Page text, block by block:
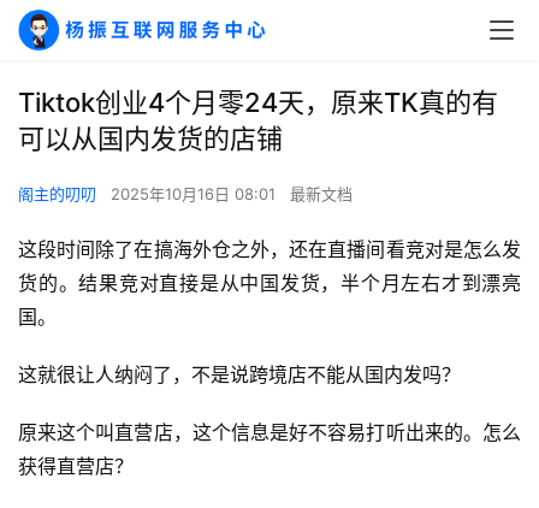
Tiktok创业4个月零24天，原来TK真的有
可以从国内发货的店铺
阁主的叨叨 2025年10月16日 08:01 最新文档
这段时间除了在搞海外仓之外，还在直播间看竞对是怎么发
货的。结果竞对直接是从中国发货，半个月左右才到漂亮
国。
这就很让人纳闷了，不是说跨境店不能从国内发吗？
原来这个叫直营店，这个信息是好不容易打听出来的。怎么
获得直营店？